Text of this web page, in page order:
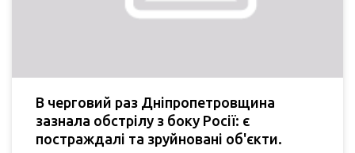
В черговий раз Дніпропетровщина
зазнала обстрілу з боку Росії: є
постраждалі та зруйновані об'єкти.